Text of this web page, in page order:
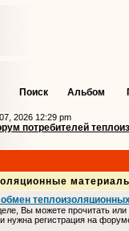
Поиск Альбом
2026 12:29 pm
потребителей
Вы можете прочитать
нужна регистрация на